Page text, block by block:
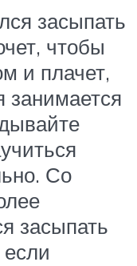
засыпать
чтобы
и плачет,
занимается
Со
засыпать